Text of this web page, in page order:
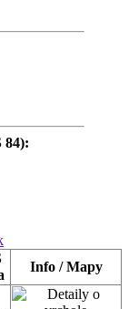
84):
Info / Mapy